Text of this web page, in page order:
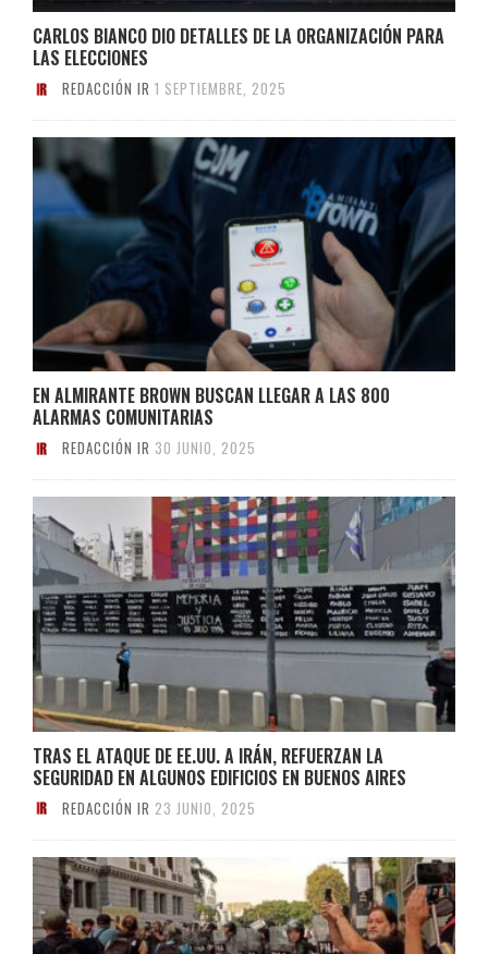
CARLOS BIANCO DIO DETALLES DE LA ORGANIZACIÓN PARA
LAS ELECCIONES
REDACCIÓN IR 1 SEPTIEMBRE, 2025
EN ALMIRANTE BROWN BUSCAN LLEGAR A LAS 800
ALARMAS COMUNITARIAS
REDACCIÓN IR 30 JUNIO, 2025
TRAS EL ATAQUE DE EE.UU. A IRÁN, REFUERZAN LA
SEGURIDAD EN ALGUNOS EDIFICIOS EN BUENOS AIRES
REDACCIÓN IR 23 JUNIO, 2025